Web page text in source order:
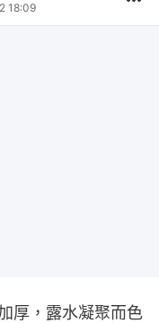
18:09
厚，露水凝聚而色